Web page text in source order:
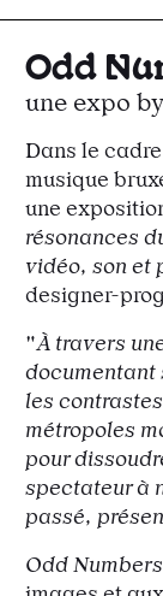
Odd
une expo
Dans le
musique
une
résonances
vidéo, son et
designer-
"À travers
documentant
les
métropoles
pour
spectateur à
passé,
Odd Numbers